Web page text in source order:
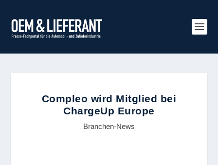
Compleo wird Mitglied bei
ChargeUp Europe
Branchen-News